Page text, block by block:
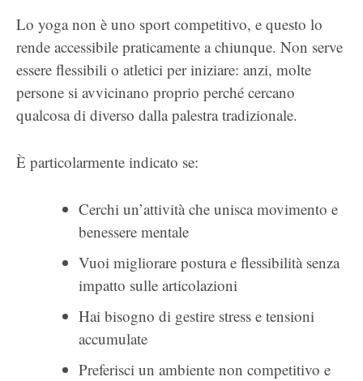
Lo yoga non è uno sport competitivo, e questo lo
rende accessibile praticamente a chiunque. Non serve
essere flessibili o atletici per iniziare: anzi, molte
persone si avvicinano proprio perché cercano
qualcosa di diverso dalla palestra tradizionale.
È particolarmente indicato se:
Cerchi un’attività che unisca movimento e
benessere mentale
Vuoi migliorare postura e flessibilità senza
impatto sulle articolazioni
Hai bisogno di gestire stress e tensioni
accumulate
Preferisci un ambiente non competitivo e